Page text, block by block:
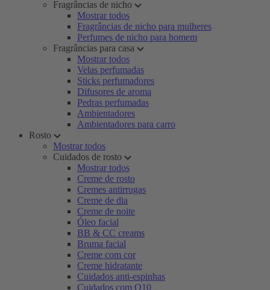
Fragrâncias de nicho
Mostrar todos
Fragrâncias de nicho para mulheres
Perfumes de nicho para homem
Fragrâncias para casa
Mostrar todos
Velas perfumadas
Sticks perfumadores
Difusores de aroma
Pedras perfumadas
Ambientadores
Ambientadores para carro
Rosto
Mostrar todos
Cuidados de rosto
Mostrar todos
Creme de rosto
Cremes antirrugas
Creme de dia
Creme de noite
Óleo facial
BB & CC creams
Bruma facial
Creme com cor
Creme hidratante
Cuidados anti-espinhas
Cuidados com Q10